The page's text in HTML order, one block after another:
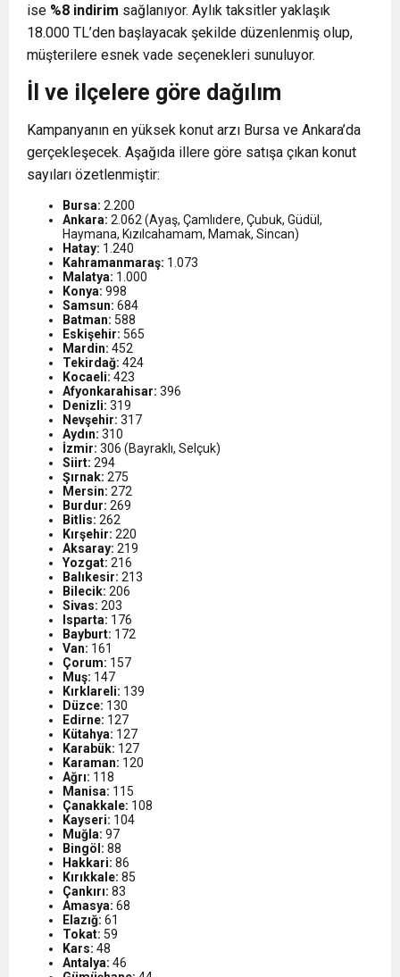
ise %8 indirim sağlanıyor. Aylık taksitler yaklaşık
18.000 TL’den başlayacak şekilde düzenlenmiş olup,
müşterilere esnek vade seçenekleri sunuluyor.
İl ve ilçelere göre dağılım
Kampanyanın en yüksek konut arzı Bursa ve Ankara’da
gerçekleşecek. Aşağıda illere göre satışa çıkan konut
sayıları özetlenmiştir:
Bursa: 2.200
Ankara: 2.062 (Ayaş, Çamlıdere, Çubuk, Güdül,
Haymana, Kızılcahamam, Mamak, Sincan)
Hatay: 1.240
Kahramanmaraş: 1.073
Malatya: 1.000
Konya: 998
Samsun: 684
Batman: 588
Eskişehir: 565
Mardin: 452
Tekirdağ: 424
Kocaeli: 423
Afyonkarahisar: 396
Denizli: 319
Nevşehir: 317
Aydın: 310
İzmir: 306 (Bayraklı, Selçuk)
Siirt: 294
Şırnak: 275
Mersin: 272
Burdur: 269
Bitlis: 262
Kırşehir: 220
Aksaray: 219
Yozgat: 216
Balıkesir: 213
Bilecik: 206
Sivas: 203
Isparta: 176
Bayburt: 172
Van: 161
Çorum: 157
Muş: 147
Kırklareli: 139
Düzce: 130
Edirne: 127
Kütahya: 127
Karabük: 127
Karaman: 120
Ağrı: 118
Manisa: 115
Çanakkale: 108
Kayseri: 104
Muğla: 97
Bingöl: 88
Hakkari: 86
Kırıkkale: 85
Çankırı: 83
Amasya: 68
Elazığ: 61
Tokat: 59
Kars: 48
Antalya: 46